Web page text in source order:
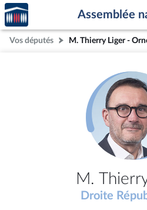
Aller au contenu
Aller en bas de la page
Accèder
à la
page
d'accueil
Assemblée
Vos députés
M.
Droite